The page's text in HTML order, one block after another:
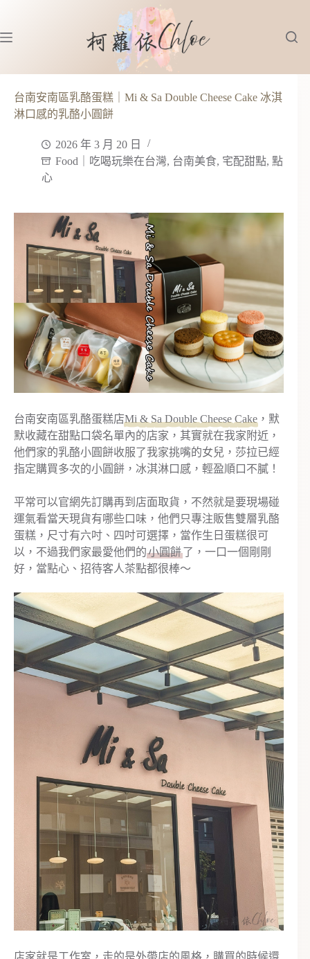
主
內
台南安南區乳酪蛋糕｜Mi & Sa Double Cheese Cake 冰淇
淋口感的乳酪小圓餅
2026 年 3 月 20 日
Food｜吃喝玩樂在台灣, 台南美食, 宅配甜點, 點
心
台南安南區乳酪蛋糕店Mi & Sa Double Cheese Cake ，默
默收藏在甜點口袋名單內的店家，其實就在我家附近，
他們家的乳酪小圓餅收服了我家挑嘴的女兒，莎拉已經
指定購買多次的小圓餅，冰淇淋口感，輕盈順口不膩！
平常可以官網先訂購再到店面取貨，不然就是要現場碰
運氣看當天現貨有哪些口味，他們只專注販售雙層乳酪
蛋糕，尺寸有六吋、四吋可選擇，當作生日蛋糕很可
以，不過我們家最愛他們的小圓餅了，一口一個剛剛
好，當點心、招待客人茶點都很棒～
店家就是工作室，走的是外帶店的風格，購買的時候還